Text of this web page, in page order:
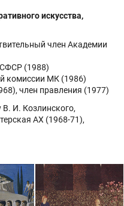
искусства,
член Академии
(1988)
комиссии МК (1986)
член правления (1977)
И. Козлинского,
АХ (1968-71),